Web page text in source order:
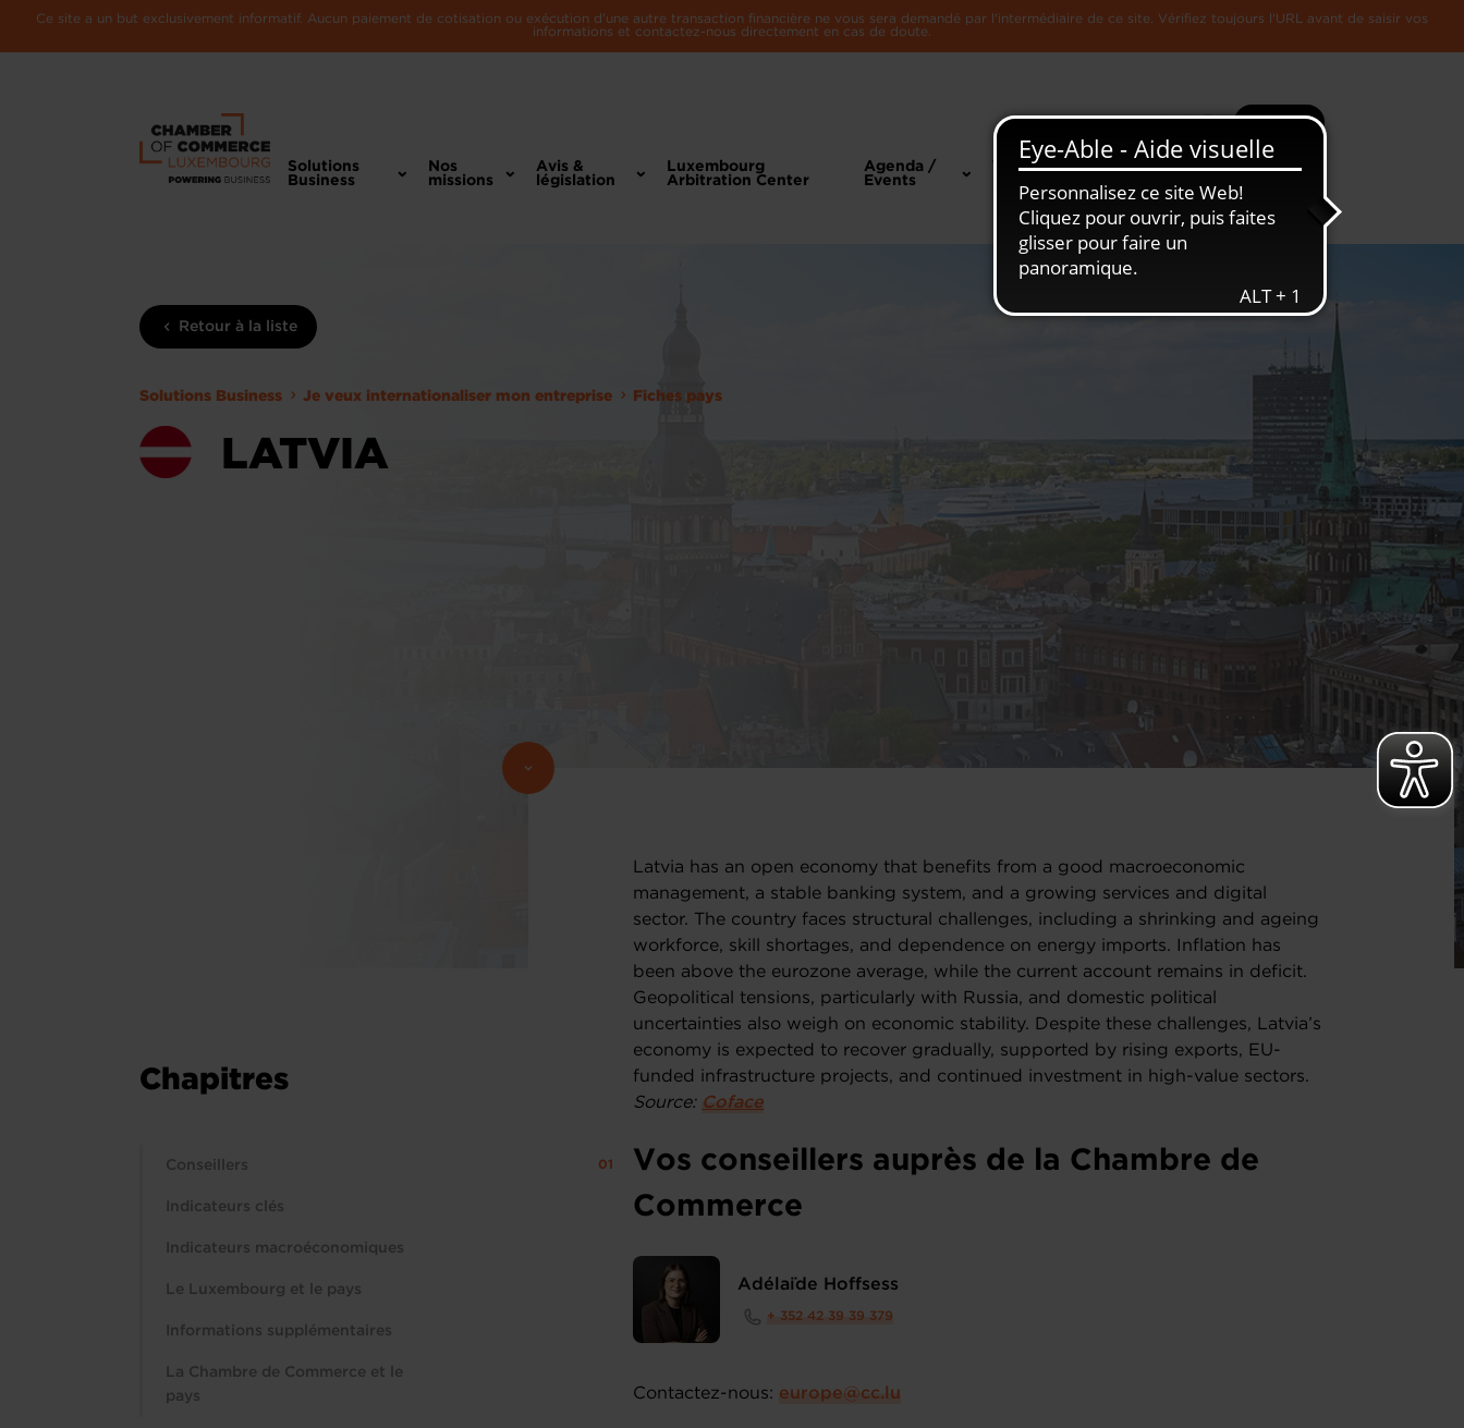
Ce site a un but exclusivement informatif. Aucun paiement de cotisation ou exécution d'une autre transaction financière ne vous sera demandé par l'intermédiaire de ce site. Vérifiez toujours l'URL avant de saisir vos
informations et contactez-nous directement en cas de doute.
Recherche Plus
Solutions
Business
Nos
missions
Avis &
législation
Luxembourg
Arbitration Center
Agenda /
Events
Toute
L'Economie
Retour à la liste
Solutions Business Je veux internationaliser mon entreprise Fiches pays
LATVIA
Chapitres
Conseillers
Indicateurs clés
Indicateurs macroéconomiques
Le Luxembourg et le pays
Informations supplémentaires
La Chambre de Commerce et le
pays
Latvia has an open economy that benefits from a good macroeconomic
management, a stable banking system, and a growing services and digital
sector. The country faces structural challenges, including a shrinking and ageing
workforce, skill shortages, and dependence on energy imports. Inflation has
been above the eurozone average, while the current account remains in deficit.
Geopolitical tensions, particularly with Russia, and domestic political
uncertainties also weigh on economic stability. Despite these challenges, Latvia’s
economy is expected to recover gradually, supported by rising exports, EU-
funded infrastructure projects, and continued investment in high-value sectors.
Source: Coface
Vos conseillers auprès de la Chambre de
Commerce
Adélaïde Hoffsess
+ 352 42 39 39 379
Contactez-nous: europe@cc.lu